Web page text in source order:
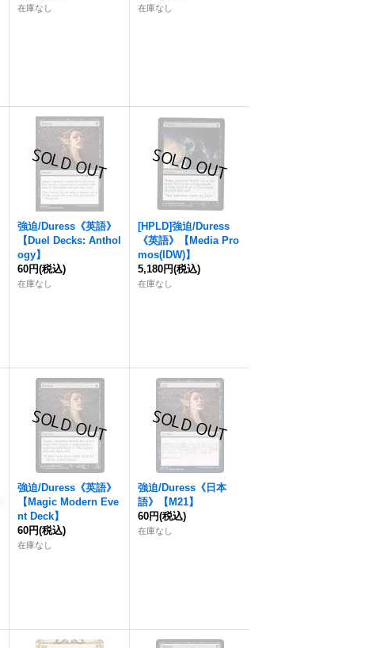
在庫なし 在庫なし
強迫/Duress《英語》
【Duel Decks: Anthol
ogy】
60円(税込)
在庫なし
[HPLD]強迫/Duress
《英語》【Media Pro
mos(IDW)】
5,180円(税込)
在庫なし
強迫/Duress《英語》
【Magic Modern Eve
nt Deck】
60円(税込)
在庫なし
強迫/Duress《日本
語》【M21】
60円(税込)
在庫なし